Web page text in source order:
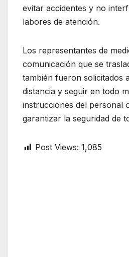
evitar accidentes y no
labores de atención.
Los representantes de
comunicación que se
también fueron solicitados
distancia y seguir en todo
instrucciones del personal
garantizar la seguridad de
Post Views: 1,085